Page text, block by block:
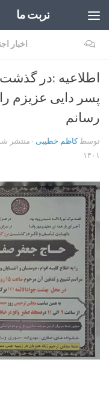
تربت ما
اخبار ۰
اطلاعیه :در
پسر دایی عزیزم
رسانم
توسطکاظم خطیبی · منتشر
۱۴۰۱